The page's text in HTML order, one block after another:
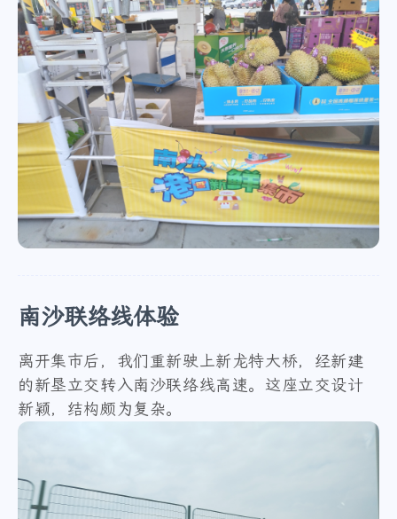
南沙联络线体验
离开集市后，我们重新驶上新龙特大桥，经新建
的新垦立交转入南沙联络线高速。这座立交设计
新颖，结构颇为复杂。